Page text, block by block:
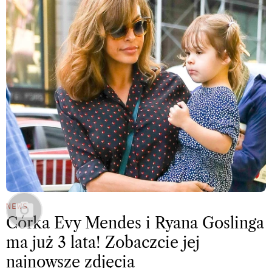
NEWS
Córka Evy Mendes i Ryana Goslinga
ma już 3 lata! Zobaczcie jej
najnowsze zdjęcia